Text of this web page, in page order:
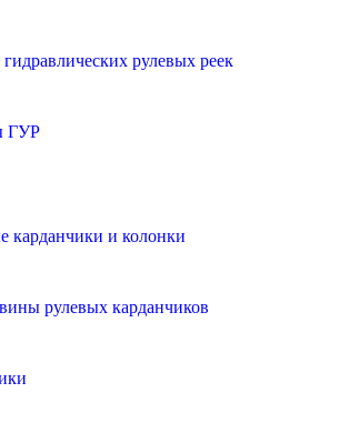
рулевых реек
ГУР
карданчики и колонки
рулевых карданчиков